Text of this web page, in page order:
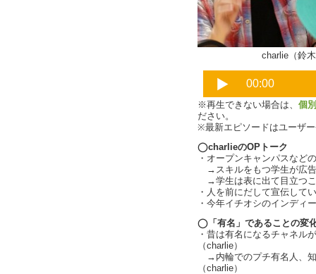
charlie（鈴
※再生できない場合は、 個
ださい。
※最新エピソードはユーザ
◯charlieのOPトーク
・オープンキャンパスなど
→スキルをもつ学生が広
→学生は表に出て目立つこ
・人を前にだして宣伝して
・今年イチオシのインディ
◯「有名」であることの変
・昔は有名になるチャネル
（charlie）
→内輪でのプチ有名人、知
（charlie）